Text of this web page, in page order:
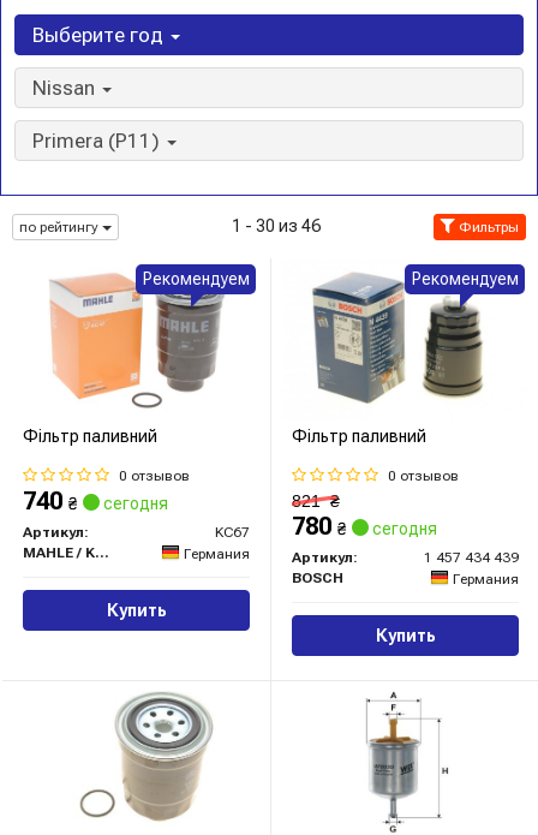
Выберите год
Nissan
Primera (P11)
по рейтингу 1 - 30 из 46 Фильтры
Фільтр паливний
0 отзывов
740 ₴ сегодня
Артикул:
KC67
MAHLE / KNECHT
Германия
Купить
Рекомендуем
Фільтр паливний
0 отзывов
821₴
780 ₴ сегодня
Артикул:
1 457 434 439
BOSCH
Германия
Купить
Рекомендуем